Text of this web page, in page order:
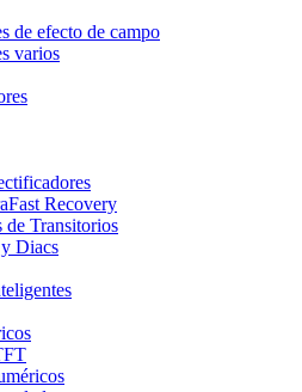
de efecto de campo
varios
Recovery
de Transitorios
Diacs